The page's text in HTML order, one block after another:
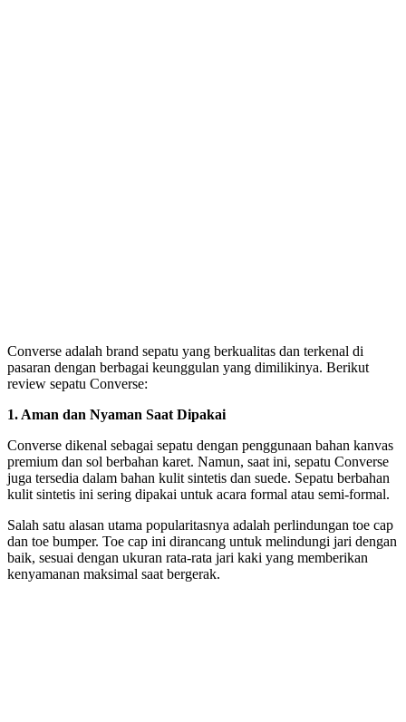
Converse adalah brand sepatu yang berkualitas dan terkenal di
pasaran dengan berbagai keunggulan yang dimilikinya. Berikut
review sepatu Converse:
1. Aman dan Nyaman Saat Dipakai
Converse dikenal sebagai sepatu dengan penggunaan bahan kanvas
premium dan sol berbahan karet. Namun, saat ini, sepatu Converse
juga tersedia dalam bahan kulit sintetis dan suede. Sepatu berbahan
kulit sintetis ini sering dipakai untuk acara formal atau semi-formal.
Salah satu alasan utama popularitasnya adalah perlindungan toe cap
dan toe bumper. Toe cap ini dirancang untuk melindungi jari dengan
baik, sesuai dengan ukuran rata-rata jari kaki yang memberikan
kenyamanan maksimal saat bergerak.